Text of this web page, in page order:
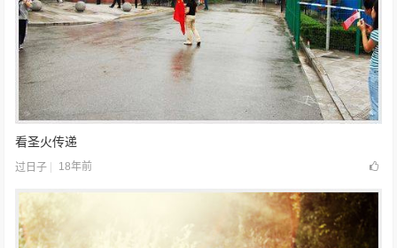
看圣火传递
过日子 18年前